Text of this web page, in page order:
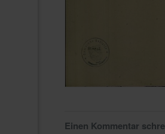
Einen Kommentar